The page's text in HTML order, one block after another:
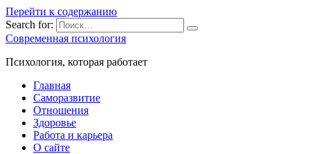
Перейти к содержанию
Search for:
Современная психология
Психология, которая работает
Главная
Саморазвитие
Отношения
Здоровье
Работа и карьера
О сайте